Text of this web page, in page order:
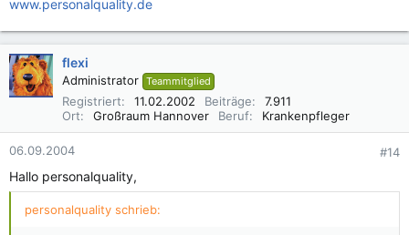
www.personalquality.de
flexi
Administrator Teammitglied
Registriert 11.02.2002 Beiträge
7.911
Ort
Großraum Hannover Beruf Krankenpfleger
06.09.2004 #14
Hallo personalquality,
personalquality schrieb: